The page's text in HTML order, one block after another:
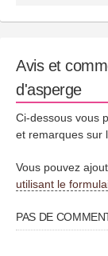
Avis et
d'asperge
Ci-dessous vous
et remarques sur
Vous pouvez
utilisant le
PAS DE